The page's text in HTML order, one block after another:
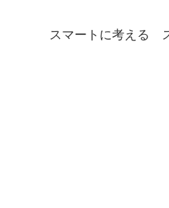
スマートに考える